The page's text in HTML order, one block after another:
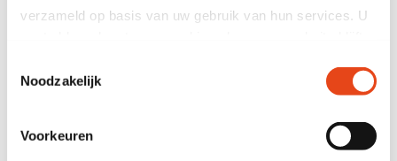
verzameld op basis van uw gebruik van hun services. U
Noodzakelijk
Voorkeuren
180 x 90 x 105 CM